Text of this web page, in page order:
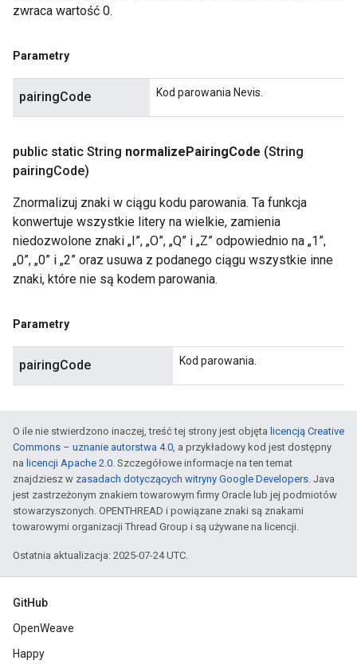
zwraca wartość 0.
Parametry
pairingCode Kod parowania Nevis.
public static String normalizePairingCode (String
pairingCode)
Znormalizuj znaki w ciągu kodu parowania. Ta funkcja
konwertuje wszystkie litery na wielkie, zamienia
niedozwolone znaki „I”, „O”, „Q” i „Z” odpowiednio na „1”,
„0”, „0” i „2” oraz usuwa z podanego ciągu wszystkie inne
znaki, które nie są kodem parowania.
Parametry
pairingCode Kod parowania.
O ile nie stwierdzono inaczej, treść tej strony jest objęta licencją Creative
Commons – uznanie autorstwa 4.0, a przykładowy kod jest dostępny
na licencji Apache 2.0. Szczegółowe informacje na ten temat
znajdziesz w zasadach dotyczących witryny Google Developers. Java
jest zastrzeżonym znakiem towarowym firmy Oracle lub jej podmiotów
stowarzyszonych. OPENTHREAD i powiązane znaki są znakami
towarowymi organizacji Thread Group i są używane na licencji.
Ostatnia aktualizacja: 2025-07-24 UTC.
GitHub
OpenWeave
Happy